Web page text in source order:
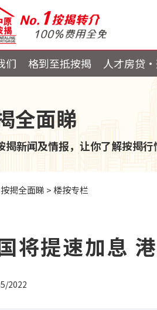
们 格到至抵按揭 人才房贷
全面睇
揭新闻及情报，让你了解按揭行
按揭全面睇 > 楼按专栏
将提速加息
2022